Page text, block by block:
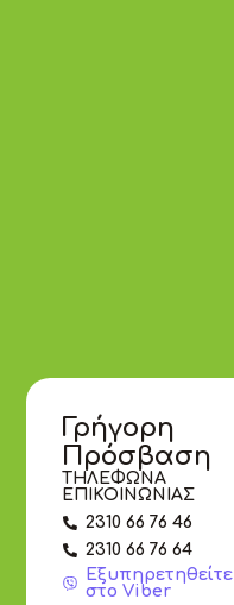
Γρήγορη
Πρόσβαση
ΤΗΛΕΦΩΝΑ
ΕΠΙΚΟΙΝΩΝΙΑΣ
2310 66 76 46
2310 66 76 64
Εξυπηρετηθείτε
στο Viber